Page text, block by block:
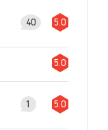
40 5.0
5.0
1 5.0